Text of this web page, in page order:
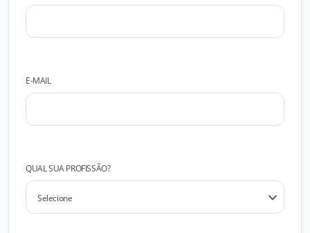
E-MAIL
QUAL SUA PROFISSÃO?